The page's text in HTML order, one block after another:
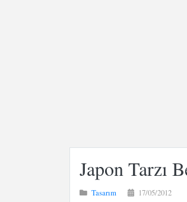
Japon Tarzı
Tasarım 17/05/2012